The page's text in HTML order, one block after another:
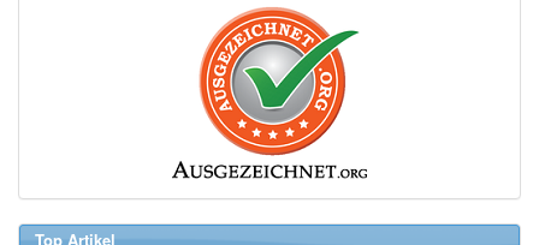
Top Artikel